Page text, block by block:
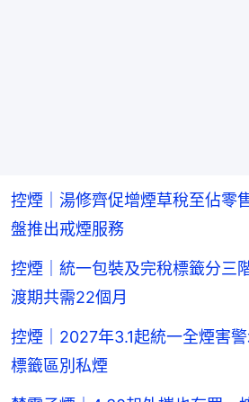
控煙｜湯修齊促增煙草稅至佔
盤推出戒煙服務
控煙｜統一包裝及完稅標籤分
渡期共需22個月
控煙｜2027年3.1起統一全煙害
標籤區別私煙